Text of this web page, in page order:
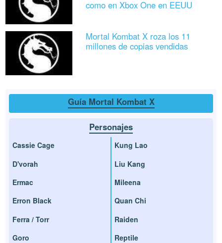
como en Xbox One en EEUU
Mortal Kombat X roza los 11
millones de copias vendidas
Guía Mortal Kombat X
Personajes
Cassie Cage
D'vorah
Ermac
Erron Black
Ferra / Torr
Goro
Kung Lao
Liu Kang
Mileena
Quan Chi
Raiden
Reptile